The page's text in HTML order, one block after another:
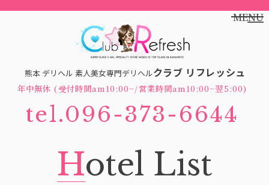
MENU
熊本 デリヘル 素人美女専門デリヘルクラブ リフレッシュ
年中無休 (受付時間am10:00~/営業時間am10:00~翌5:00)
tel.096-373-6644
Hotel List